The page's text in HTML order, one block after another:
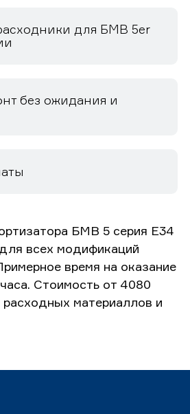
для БМВ 5er
без ожидания и
БМВ 5 серия E34
всех модификаций
время на оказание
Стоимость от 4080
расходных материаллов и